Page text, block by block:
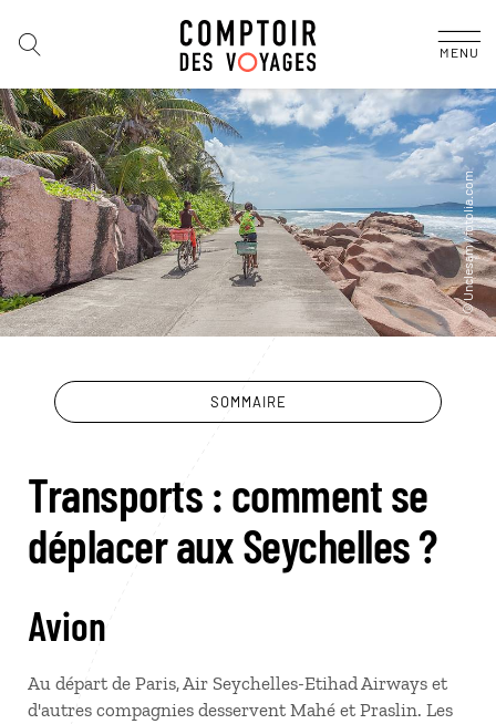
MENU
SOMMAIRE
Transports : comment se
déplacer aux Seychelles ?
Avion
Au départ de Paris, Air Seychelles-Etihad Airways et
d'autres compagnies desservent Mahé et Praslin. Les